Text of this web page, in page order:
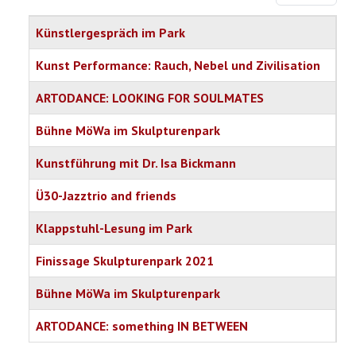
Titel
Künstlergespräch im Park
Kunst Performance: Rauch, Nebel und Zivilisation
ARTODANCE: LOOKING FOR SOULMATES
Bühne MöWa im Skulpturenpark
Kunstführung mit Dr. Isa Bickmann
Ü30-Jazztrio and friends
Klappstuhl-Lesung im Park
Finissage Skulpturenpark 2021
Bühne MöWa im Skulpturenpark
ARTODANCE: something IN BETWEEN